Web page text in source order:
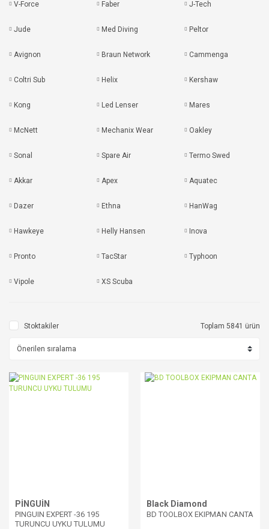
V-Force Faber J-Tech
Jude Med Diving Peltor
Avignon Braun Network Cammenga
Coltri Sub Helix Kershaw
Kong Led Lenser Mares
McNett Mechanix Wear Oakley
Sonal Spare Air Termo Swed
Akkar Apex Aquatec
Dazer Ethna HanWag
Hawkeye Helly Hansen Inova
Pronto TacStar Typhoon
Vipole XS Scuba
Stoktakiler Toplam 5841 ürün
PİNGUİN
PINGUIN EXPERT -36 195
TURUNCU UYKU TULUMU
Black Diamond
BD TOOLBOX EKIPMAN CANTA